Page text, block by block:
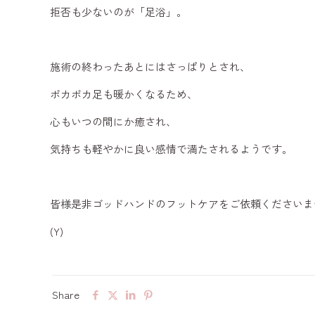
拒否も少ないのが「足浴」。
施術の終わったあとにはさっぱりとされ、
ポカポカ足も暖かくなるため、
心もいつの間にか癒され、
気持ちも軽やかに良い感情で満たされるようです。
皆様是非ゴッドハンドのフットケアをご依頼ください
(Y)
Share